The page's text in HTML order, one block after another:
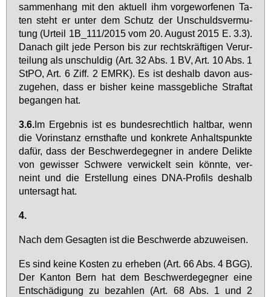
sam­men­hang mit den ak­tu­ell ihm vor­ge­wor­fe­nen Ta­
ten steht er un­ter dem Schutz der Un­schulds­ver­mu­
tung (Ur­teil 1B_111/2015 vom 20. Au­gust 2015 E. 3.3).
Da­nach gilt je­de Per­son bis zur rechts­kräf­ti­gen Ver­ur­
tei­lung als un­schul­dig (Art. 32 Abs. 1 BV, Art. 10 Abs. 1
StPO, Art. 6 Ziff. 2 EM­RK). Es ist des­halb da­von aus­
zu­ge­hen, dass er bis­her kei­ne mass­geb­li­che Straf­tat
be­gan­gen hat.
3.6.Im Er­geb­nis ist es bun­des­recht­lich halt­bar, wenn
die Vor­in­stanz ernst­haf­te und kon­kre­te An­halts­punk­te
da­für, dass der Be­schwer­de­geg­ner in an­de­re De­lik­te
von ge­wis­ser Schwe­re ver­wi­ckelt sein könn­te, ver­
neint und die Er­stel­lung ei­nes DNA-Pro­fils des­halb
un­ter­sagt hat.
4.
Nach dem Ge­sag­ten ist die Be­schwer­de ab­zu­wei­sen.
Es sind kei­ne Kos­ten zu er­he­ben (Art. 66 Abs. 4 BGG).
Der Kan­ton Bern hat dem Be­schwer­de­geg­ner ei­ne
Ent­schä­di­gung zu be­zah­len (Art. 68 Abs. 1 und 2